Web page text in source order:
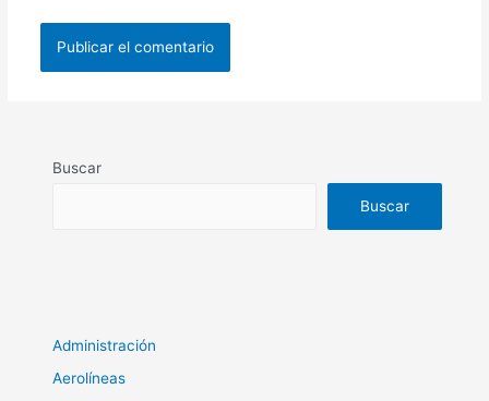
Buscar
Buscar
Administración
Aerolíneas